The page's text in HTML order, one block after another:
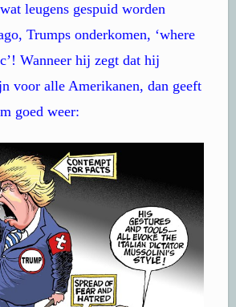
leugens gespuid worden
Trumps onderkomen, ‘where
Wanneer hij zegt dat hij
voor alle Amerikanen, dan geeft
goed weer: